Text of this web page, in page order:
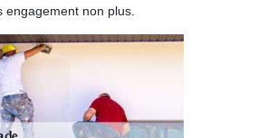
non plus.